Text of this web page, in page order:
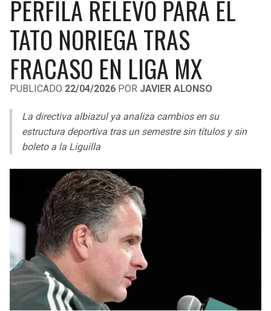
LIGA DE EXPANSIÓN MX
LEAGUES CUP
UEFA EUROPA LEAGUE
UEFA CONFERENCE LEAGUE
MLS
COPA LIBERTADORES
COPA SUDAMERICANA
LIGA BETPLAY
OTRAS LIGAS
RAIDERS
CHARGERS
RAVENS
STEELERS
TEXANS
COLTS
JAGUARS
CAVALIERS
PISTONS
PACERS
HORNETS
HEAT
MAGIC
WIZARDS
PERFILA RELEVO PARA EL
TATO NORIEGA TRAS
FRACASO EN LIGA MX
PUBLICADO 22/04/2026 POR JAVIER ALONSO
La directiva albiazul ya analiza cambios en su
estructura deportiva tras un semestre sin títulos y sin
boleto a la Liguilla